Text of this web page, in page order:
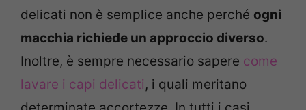
delicati non è semplice anche perché ogni
macchia richiede un approccio diverso.
Inoltre, è sempre necessario sapere come
lavare i capi delicati, i quali meritano